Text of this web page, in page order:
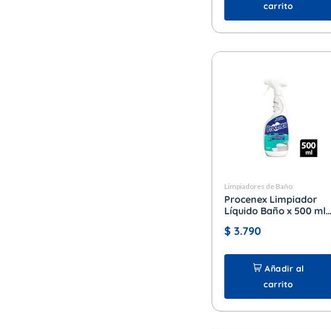
carrito
Limpiadores de Baño
Procenex Limpiador
Líquido Baño x 500 ml.
$ 3.790
Añadir al
carrito